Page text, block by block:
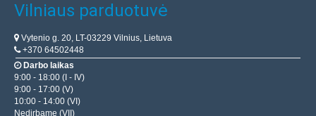
Vilniaus parduotuvė
Vytenio g. 20, LT-03229 Vilnius, Lietuva
+370 64502448
Darbo laikas
9:00 - 18:00 (I - IV)
9:00 - 17:00 (V)
10:00 - 14:00 (VI)
Nedirbame (VII)